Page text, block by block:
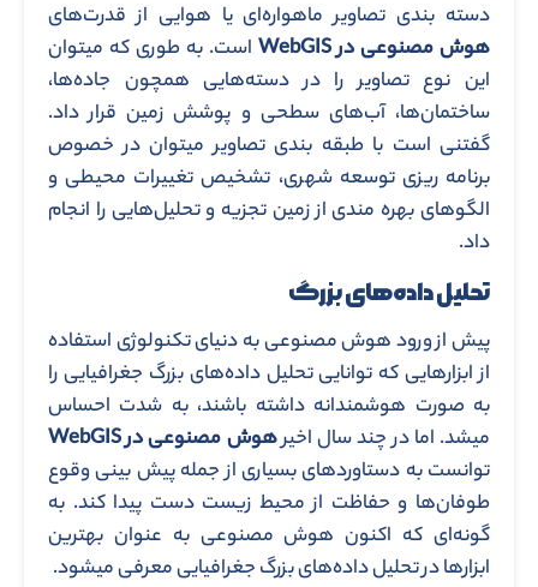
دسته بندی تصاویر ماهواره‌ای یا هوایی از قدرت‌های
هوش مصنوعی در WebGIS
است. به طوری که میتوان
این نوع تصاویر را در دسته‌هایی همچون جاده‌ها،
ساختمان‌ها، آب‌های سطحی و پوشش زمین قرار داد.
گفتنی است با طبقه بندی تصاویر میتوان در خصوص
برنامه ریزی توسعه شهری، تشخیص تغییرات محیطی و
الگوهای بهره مندی از زمین تجزیه و تحلیل‌هایی را انجام
داد.
تحلیل داده‌های بزرگ
پیش از ورود هوش مصنوعی به دنیای تکنولوژی استفاده
از ابزارهایی که توانایی تحلیل‌ داده‌های بزرگ جغرافیایی را
به صورت هوشمندانه داشته باشند، به شدت احساس
میشد. اما در چند سال اخیرهوش مصنوعی در WebGIS
توانست به دستاوردهای بسیاری از جمله پیش بینی وقوع
طوفان‌ها و حفاظت از محیط زیست دست پیدا کند. به
گونه‌ای که اکنون هوش مصنوعی به عنوان بهترین
ابزارها در تحلیل داده‌های بزرگ جغرافیایی معرفی میشود.